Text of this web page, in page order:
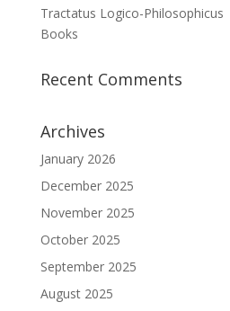
Tractatus Logico-
Books
Recent Comments
Archives
January 2026
December 2025
November 2025
October 2025
September 2025
August 2025